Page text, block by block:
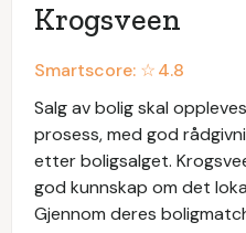
Krogsveen
Smartscore: ☆4.8
Salg av bolig skal
prosess, med god
etter boligsalget.
god kunnskap om det
Gjennom deres